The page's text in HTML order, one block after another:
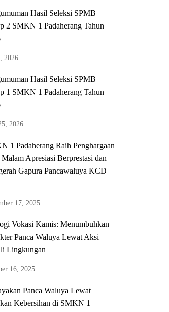
Hasil Seleksi SPMB
2 SMKN 1 Padaherang Tahun
2026
Hasil Seleksi SPMB
1 SMKN 1 Padaherang Tahun
2026
1 Padaherang Raih Penghargaan
Malam Apresiasi Berprestasi dan
Gapura Pancawaluya KCD
17, 2025
Vokasi Kamis: Menumbuhkan
Panca Waluya Lewat Aksi
Lingkungan
16, 2025
Panca Waluya Lewat
Kebersihan di SMKN 1